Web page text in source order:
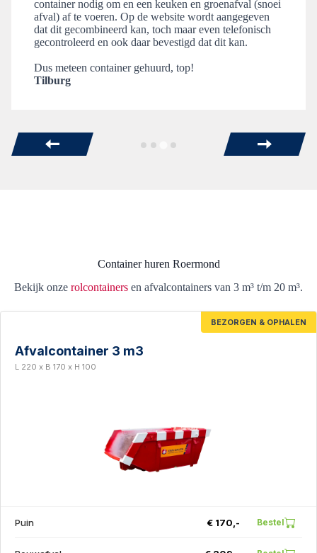
container nodig om en een keuken en groenafval (snoei
afval) af te voeren. Op de website wordt aangegeven
dat dit gecombineerd kan, toch maar even telefonisch
gecontroleerd en ook daar bevestigd dat dit kan.
Dus meteen container gehuurd, top!
Tilburg
Container huren Roermond
Bekijk onze rolcontainers en afvalcontainers van 3 m³ t/m 20 m³.
BEZORGEN & OPHALEN
Afvalcontainer 3 m3
L 220 x B 170 x H 100
Puin € 170,- Bestel